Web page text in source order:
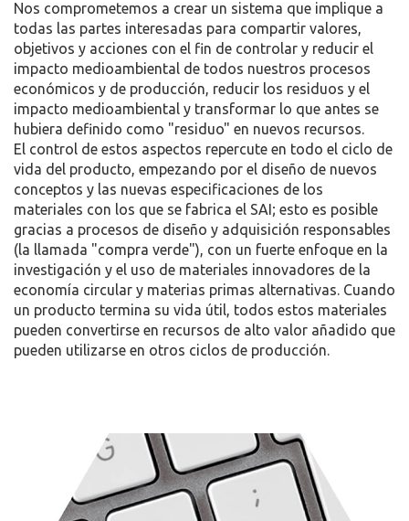
Nos comprometemos a crear un sistema que implique a
todas las partes interesadas para compartir valores,
objetivos y acciones con el fin de controlar y reducir el
impacto medioambiental de todos nuestros procesos
económicos y de producción, reducir los residuos y el
impacto medioambiental y transformar lo que antes se
hubiera definido como "residuo" en nuevos recursos.
El control de estos aspectos repercute en todo el ciclo de
vida del producto, empezando por el diseño de nuevos
conceptos y las nuevas especificaciones de los
materiales con los que se fabrica el SAI; esto es posible
gracias a procesos de diseño y adquisición responsables
(la llamada "compra verde"), con un fuerte enfoque en la
investigación y el uso de materiales innovadores de la
economía circular y materias primas alternativas. Cuando
un producto termina su vida útil, todos estos materiales
pueden convertirse en recursos de alto valor añadido que
pueden utilizarse en otros ciclos de producción.